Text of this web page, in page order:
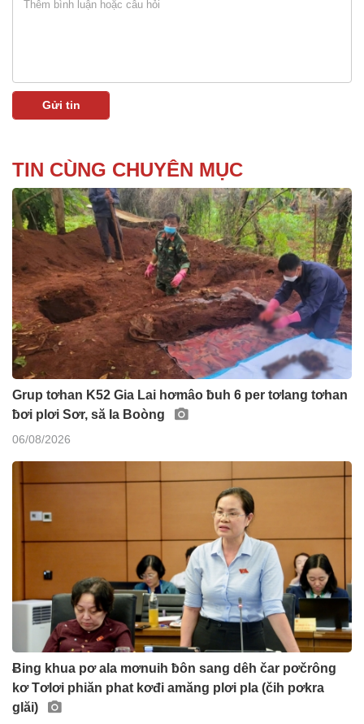
TIN CÙNG CHUYÊN MỤC
Grup tơhan K52 Gia Lai hơmâo ƀuh 6 per tơlang tơhan
ƀơi plơi Sơr, să Ia Boòng
06/08/2026
Ƀing khua pơ ala mơnuih ƀôn sang dêh čar pơčrông
kơ Tơlơi phiăn phat kơđi amăng plơi pla (čih pơkra
glăi)